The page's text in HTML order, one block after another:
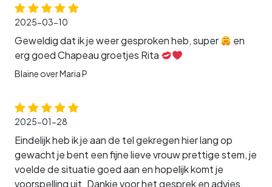
2025-03-10
Geweldig dat ik je weer gesproken heb, super
en
erg goed Chapeau groetjes Rita
Blaine over Maria P
2025-01-28
Eindelijk heb ik je aan de tel gekregen hier lang op
gewacht je bent een fijne lieve vrouw prettige stem, je
voelde de situatie goed aan en hopelijk komt je
voorspelling uit. Dankje voor het gesprek en advies.